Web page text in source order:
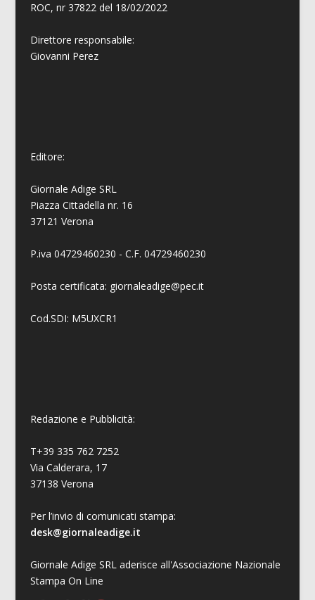
ROC, nr 37822 del 18/02/2022
Direttore responsabile:
Giovanni Perez
Editore:
Giornale Adige SRL
Piazza Cittadella nr. 16
37121 Verona
P.iva 04729460230 - C.F. 04729460230
Posta certificata: giornaleadige@pec.it
Cod.SDI: M5UXCR1
Redazione e Pubblicità:
T+39 335 762 7252
Via Calderara, 17
37138 Verona
Per l’invio di comunicati stampa:
desk@giornaleadige.it
Giornale Adige SRL aderisce all'Associazione Nazionale
Stampa On Line